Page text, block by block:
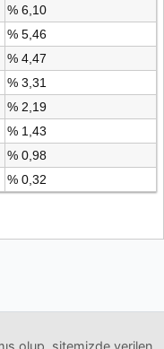
% 6,10
% 5,46
% 4,47
% 3,31
% 2,19
% 1,43
% 0,98
% 0,32
olup, sitemizde verilen